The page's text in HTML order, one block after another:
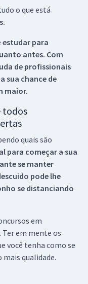
o que está
estudar para
antes. Com
de profissionais
sua chance de
maior.
todos
quais são
para começar a sua
se manter
pode lhe
se distanciando
em
em mente os
você tenha como se
qualidade.